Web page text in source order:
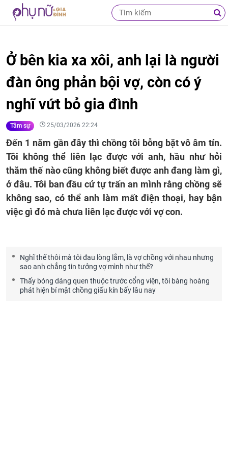
Ở bên kia xa xôi, anh lại là người
đàn ông phản bội vợ, còn có ý
nghĩ vứt bỏ gia đình
Tâm sự 25/03/2026 22:24
Đến 1 năm gần đây thì chồng tôi bỗng bặt vô âm tín.
Tôi không thể liên lạc được với anh, hầu như hỏi
thăm thế nào cũng không biết được anh đang làm gì,
ở đâu. Tôi ban đầu cứ tự trấn an mình rằng chồng sẽ
không sao, có thể anh làm mất điện thoại, hay bận
việc gì đó mà chưa liên lạc được với vợ con.
Nghĩ thế thôi mà tôi đau lòng lắm, là vợ chồng với nhau nhưng
sao anh chẳng tin tưởng vợ mình như thế?
Thấy bóng dáng quen thuộc trước cổng viện, tôi bàng hoàng
phát hiện bí mật chồng giấu kín bấy lâu nay